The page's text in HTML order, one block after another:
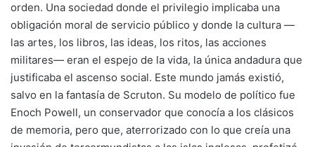
orden. Una sociedad donde el privilegio implicaba una
obligación moral de servicio público y donde la cultura —
las artes, los libros, las ideas, los ritos, las acciones
militares— eran el espejo de la vida, la única andadura que
justificaba el ascenso social. Este mundo jamás existió,
salvo en la fantasía de Scruton. Su modelo de político fue
Enoch Powell, un conservador que conocía a los clásicos
de memoria, pero que, aterrorizado con lo que creía una